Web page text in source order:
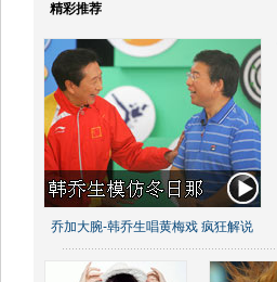
精彩推荐
乔加大腕-韩乔生唱黄梅戏 疯狂解说